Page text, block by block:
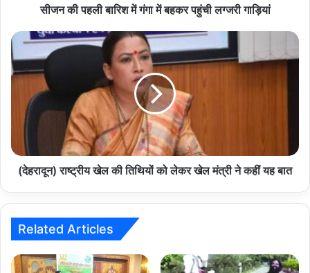
सीजन की पहली बारिश में गंगा में बहकर पहुंची लग्जरी गाड़ियां
(देहरादून)
राष्ट्रीय
खेल
की
तिथियों
लेकर
मंत्री
(देहरादून) राष्ट्रीय खेल की तिथियों को लेकर खेल मंत्री ने कहीं यह बात
Related Articles